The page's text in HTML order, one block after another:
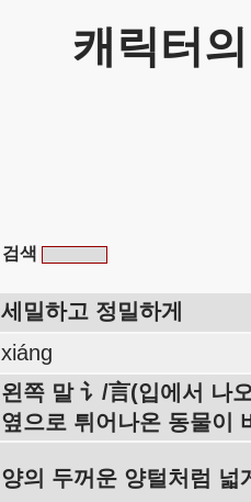
캐릭터
검색
세밀하고 정밀하게
xiáng
왼쪽 말 讠/言(입에서 나
옆으로 튀어나온 동물이
양의 두꺼운 양털처럼 넓